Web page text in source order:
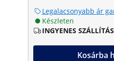
Legalacsonyabb ár
Készleten
INGYENES SZÁLLÍTÁS
Kosárba